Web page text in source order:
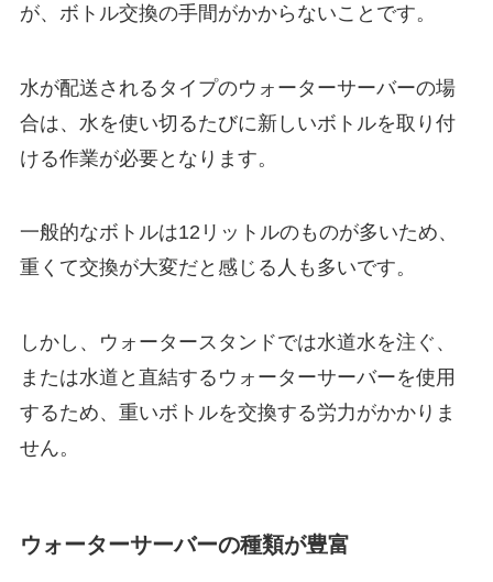
が、ボトル交換の手間がかからないことです。
水が配送されるタイプのウォーターサーバーの場
合は、水を使い切るたびに新しいボトルを取り付
ける作業が必要となります。
一般的なボトルは12リットルのものが多いため、
重くて交換が大変だと感じる人も多いです。
しかし、ウォータースタンドでは水道水を注ぐ、
または水道と直結するウォーターサーバーを使用
するため、重いボトルを交換する労力がかかりま
せん。
ウォーターサーバーの種類が豊富